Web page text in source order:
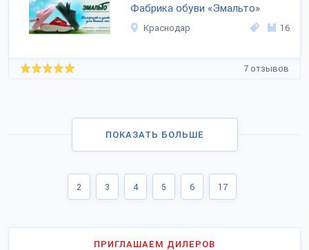
Фабрика обуви «Эмальто»
Краснодар 16
7 отзывов
ПОКАЗАТЬ БОЛЬШЕ
2 3 4 5 6 17
ПРИГЛАШАЕМ ДИЛЕРОВ